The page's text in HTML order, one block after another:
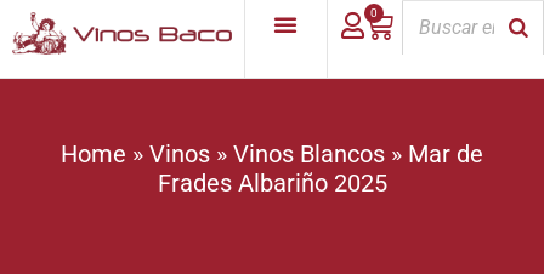
0
Home » Vinos » Vinos Blancos » Mar de
Frades Albariño 2025